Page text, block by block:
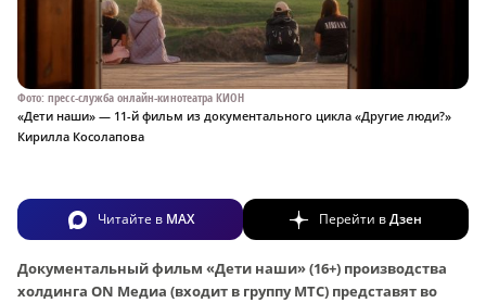
Фото: пресс-служба онлайн-кинотеатра КИОН
«Дети наши» — 11-й фильм из документального цикла «Другие люди?»
Кирилла Косолапова
Читайте в MAX Перейти вДзен
Документальный фильм «Дети наши» (16+) производства
холдинга ON Медиа (входит в группу МТС) представят во